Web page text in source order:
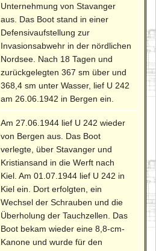
Unternehmung von Stavanger
aus. Das Boot stand in einer
Defensivaufstellung zur
Invasionsabwehr in der nördlichen
Nordsee. Nach 18 Tagen und
zurückgelegten 367 sm über und
368,4 sm unter Wasser, lief U 242
am 26.06.1942 in Bergen ein.
Am 27.06.1944 lief U 242 wieder
von Bergen aus. Das Boot
verlegte, über Stavanger und
Kristiansand in die Werft nach
Kiel. Am 01.07.1944 lief U 242 in
Kiel ein. Dort erfolgten, ein
Wechsel der Schrauben und die
Überholung der Tauchzellen. Das
Boot bekam wieder eine 8,8-cm-
Kanone und wurde für den